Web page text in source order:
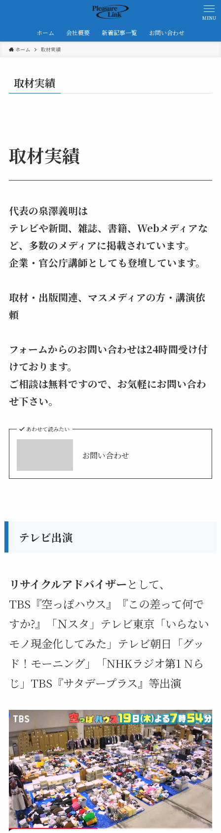
MENU
ホーム 会社概要 新着記事一覧 お問い合わせ
ホーム 取材実績
取材実績
取材実績
代表の泉澤義明は
テレビや新聞、雑誌、書籍、Webメディアな
ど、多数のメディアに掲載されています。
企業・官公庁講師としても登壇しています。
取材・出版関連、マスメディアの方・講演依
頼
フォームからのお問い合わせは24時間受け付
けております。
ご相談は無料ですので、お気軽にお問い合わ
せ下さい。
あわせて読みたい
お問い合わせ
テレビ出演
リサイクルアドバイザーとして、
TBS『空っぽハウス』『この差って何で
すか?』「Ｎスタ」テレビ東京「いらない
モノ現金化してみた」テレビ朝日「グッ
ド！モーニング」「NHKラジオ第1 Nら
じ」TBS『サタデープラス』等出演